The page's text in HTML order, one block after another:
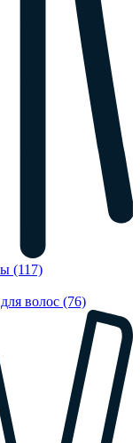
(117)
волос (76)